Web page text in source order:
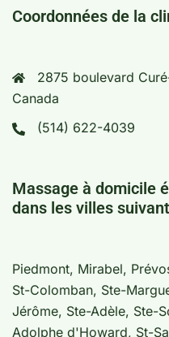
Coordonnées de la
2875 boulevard
Canada
(514) 622-4039
Massage à domicile
dans les villes
Piedmont, Mirabel,
St-Colomban, Ste-
Jérôme, Ste-Adèle, Ste-
Adolphe d'Howard, St-